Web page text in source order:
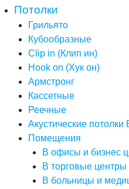
Потолки
Грильято
Кубообразные
Clip in (Клип ин)
Hook on (Хук он)
Армстронг
Кассетные
Реечные
Акустические
Помещения
В офисы и бизнес
В торговые центры
В больницы и